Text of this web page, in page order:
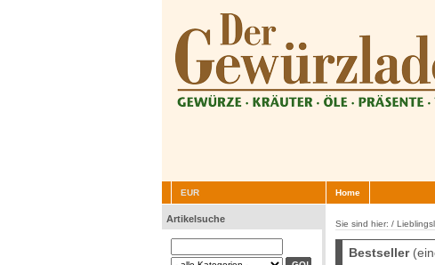
EUR Home
Artikelsuche Sie sind hier: /
Bestseller